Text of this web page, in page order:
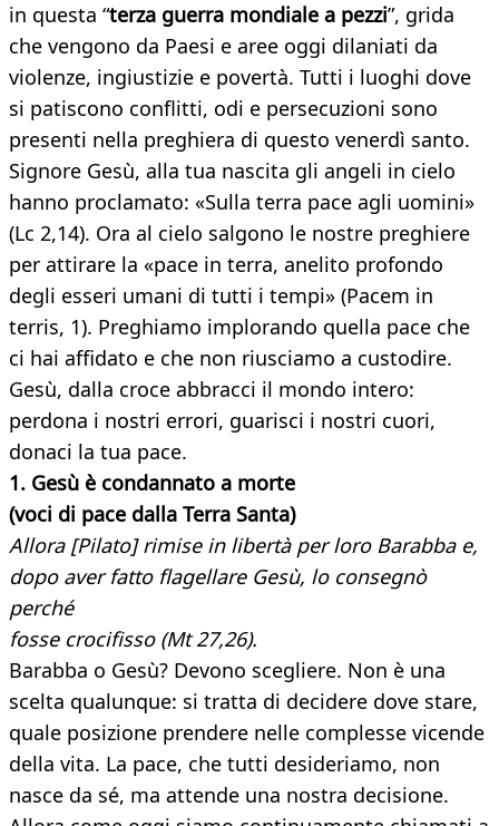
in questa “terza guerra mondiale a pezzi”, grida
che vengono da Paesi e aree oggi dilaniati da
violenze, ingiustizie e povertà. Tutti i luoghi dove
si patiscono conflitti, odi e persecuzioni sono
presenti nella preghiera di questo venerdì santo.
Signore Gesù, alla tua nascita gli angeli in cielo
hanno proclamato: «Sulla terra pace agli uomini»
(Lc 2,14). Ora al cielo salgono le nostre preghiere
per attirare la «pace in terra, anelito profondo
degli esseri umani di tutti i tempi» (Pacem in
terris, 1). Preghiamo implorando quella pace che
ci hai affidato e che non riusciamo a custodire.
Gesù, dalla croce abbracci il mondo intero:
perdona i nostri errori, guarisci i nostri cuori,
donaci la tua pace.
1. Gesù è condannato a morte
(voci di pace dalla Terra Santa)
Allora [Pilato] rimise in libertà per loro Barabba e,
dopo aver fatto flagellare Gesù, lo consegnò
perché
fosse crocifisso (Mt 27,26).
Barabba o Gesù? Devono scegliere. Non è una
scelta qualunque: si tratta di decidere dove stare,
quale posizione prendere nelle complesse vicende
della vita. La pace, che tutti desideriamo, non
nasce da sé, ma attende una nostra decisione.